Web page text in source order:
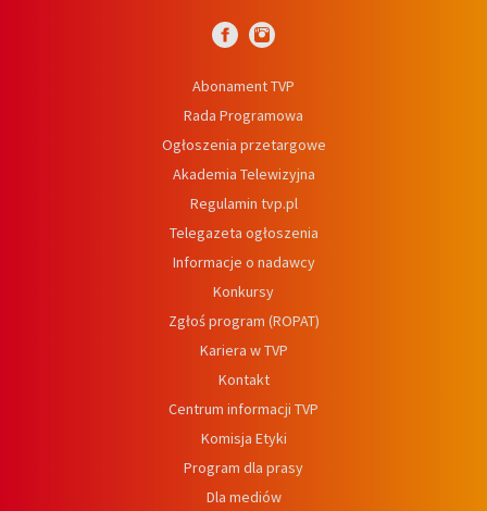
Abonament TVP
Rada Programowa
Ogłoszenia przetargowe
Akademia Telewizyjna
Regulamin tvp.pl
Telegazeta ogłoszenia
Informacje o nadawcy
Konkursy
Zgłoś program (ROPAT)
Kariera w TVP
Kontakt
Centrum informacji TVP
Komisja Etyki
Program dla prasy
Dla mediów